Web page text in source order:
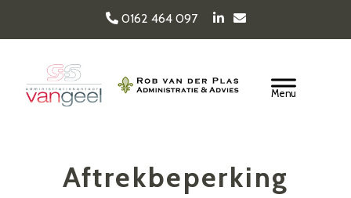
hoofd
inhoud
0162 464 097
Van Geel & van der
Header
Aftrekbeperking